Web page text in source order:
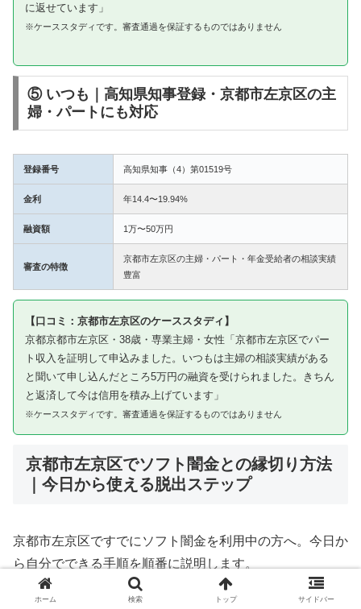
に返せています」
※ケーススタディです。審査通過を保証するものではありません
⑤ いつも｜高知県知事登録・京都市左京区の主
婦・パートにも対応
登録番号 高知県知事（4）第01519号
金利 年14.4〜19.94%
融資額 1万〜50万円
審査の特徴
京都市左京区の主婦・パート・年金受給者の相談実績
豊富
【口コミ：京都市左京区のケーススタディ】
京都京都市左京区・38歳・専業主婦・女性「京都市左京区でパー
ト収入を証明して申込みました。いつもは主婦の相談実績がある
と聞いて申し込んだところ5万円の融資を受けられました。きちん
と返済して今は信用を積み上げています」
※ケーススタディです。審査通過を保証するものではありません
京都市左京区でソフト闇金との縁切り方法
｜今日から使える脱出ステップ
京都市左京区ですでにソフト闇金を利用中の方へ。今日か
ら自分でできる手順を順番に説明します。
ホーム 検索 トップ サイドバー